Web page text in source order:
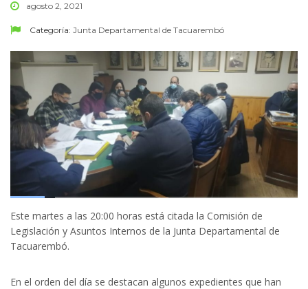
agosto 2, 2021
Categoría: Junta Departamental de Tacuarembó
Este martes a las 20:00 horas está citada la Comisión de
Legislación y Asuntos Internos de la Junta Departamental de
Tacuarembó.
En el orden del día se destacan algunos expedientes que han